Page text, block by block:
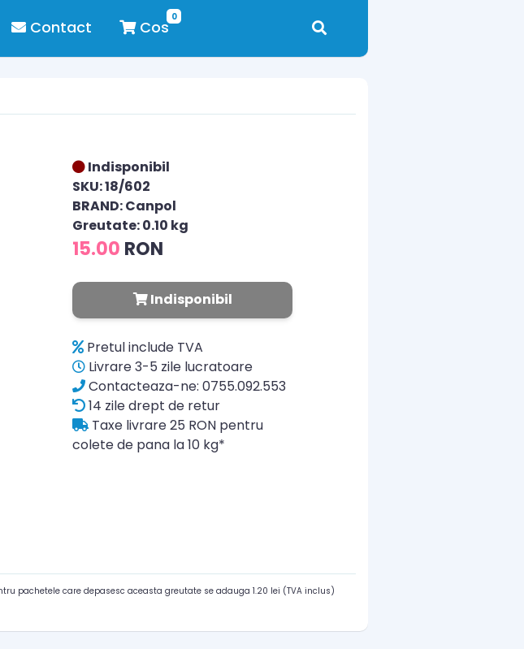
Contact
0
Cos
Indisponibil
SKU: 18/602
BRAND: Canpol
Greutate: 0.10 kg
15.00 RON
Indisponibil
Pretul include TVA
Livrare 3-5 zile lucratoare
Contacteaza-ne: 0755.092.553
14 zile drept de retur
Taxe livrare 25 RON pentru
colete de pana la 10 kg*
pachetele care depasesc aceasta greutate se adauga 1.20 lei (TVA inclus)